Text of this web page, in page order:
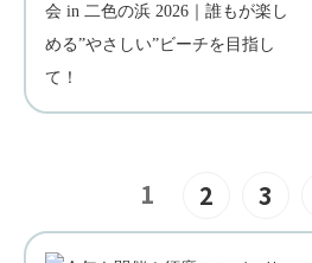
1 2 3